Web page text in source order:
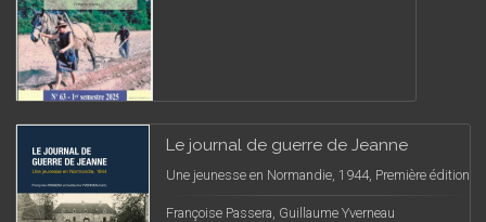
Le journal de guerre de Jeanne
Une jeunesse en Normandie, 1944, Première édition
Françoise Passera, Guillaume Yverneau